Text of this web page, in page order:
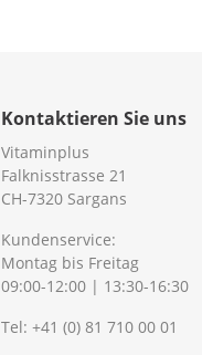
Kontaktieren Sie uns
Vitaminplus
Falknisstrasse 21
CH-7320 Sargans
Kundenservice:
Montag bis Freitag
09:00-12:00 | 13:30-16:30
Tel: +41 (0) 81 710 00 01